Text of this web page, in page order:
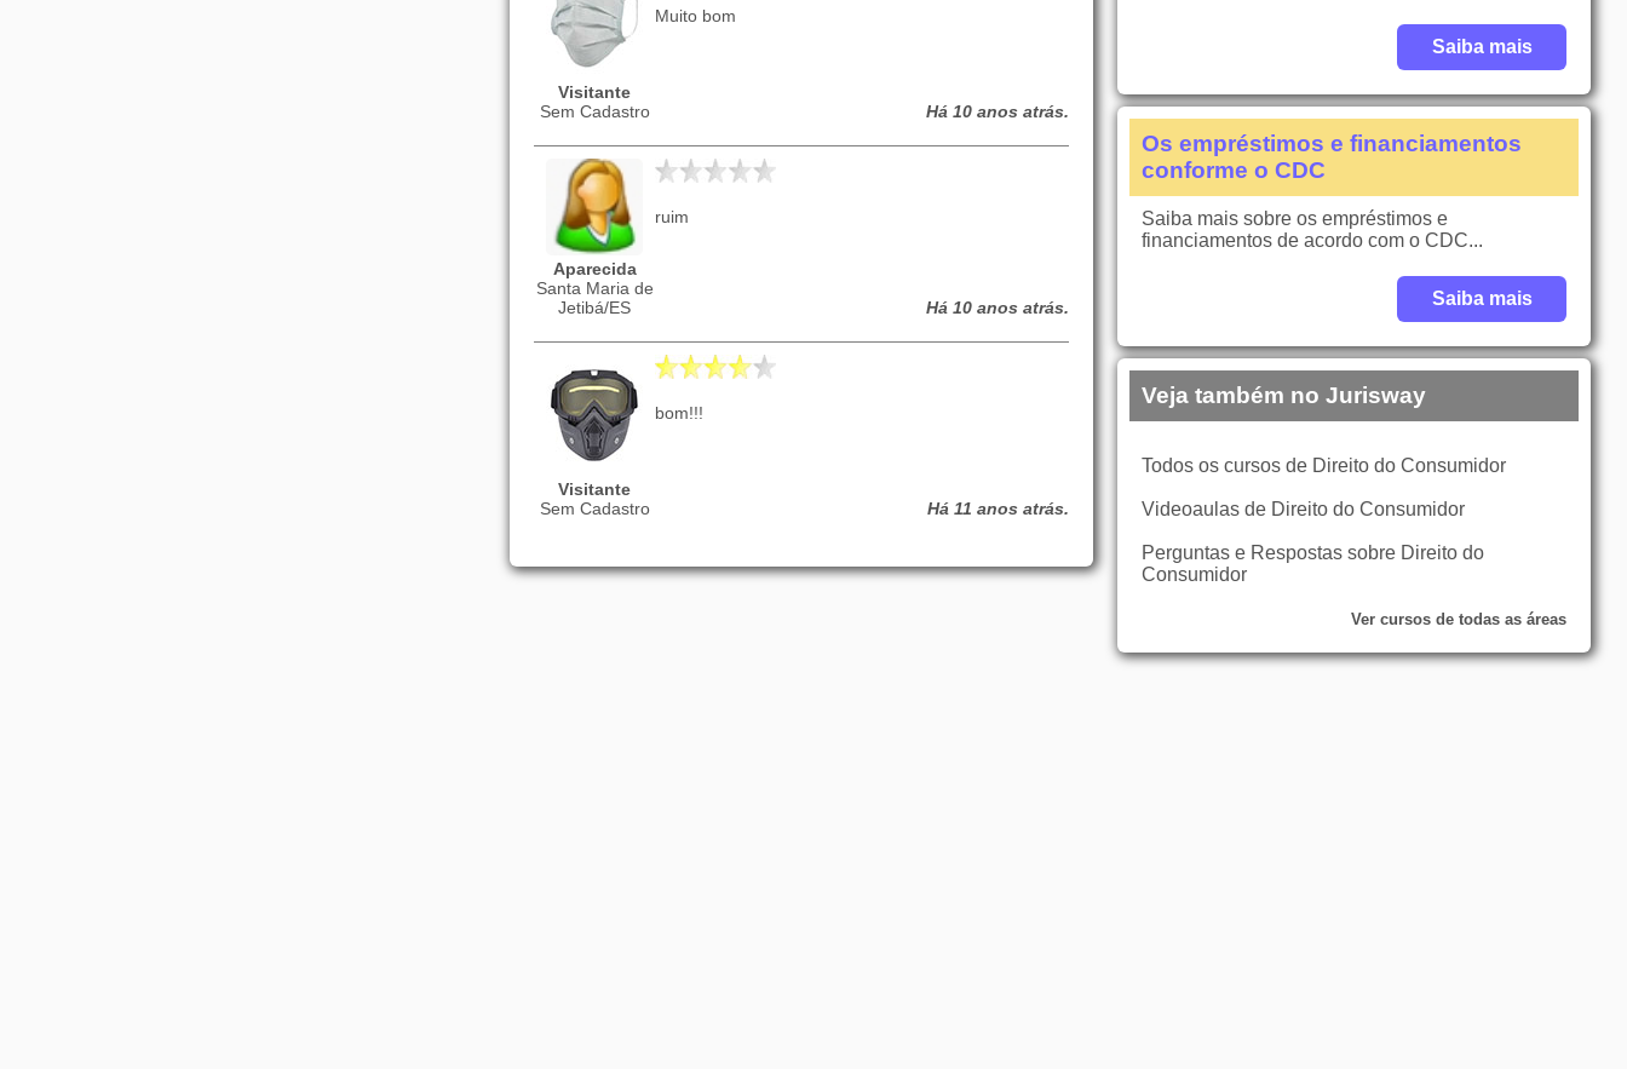
Visitante
Sem Cadastro
Muito bom
Há 10 anos atrás.
Aparecida
Santa Maria de
Jetibá/ES
ruim
Há 10 anos atrás.
Visitante
Sem Cadastro
bom!!!
Há 11 anos atrás.
Saiba mais
Os empréstimos e financiamentos
conforme o CDC
Saiba mais sobre os empréstimos e
financiamentos de acordo com o CDC...
Saiba mais
Veja também no Jurisway
Todos os cursos de Direito do Consumidor
Videoaulas de Direito do Consumidor
Perguntas e Respostas sobre Direito do
Consumidor
Ver cursos de todas as áreas